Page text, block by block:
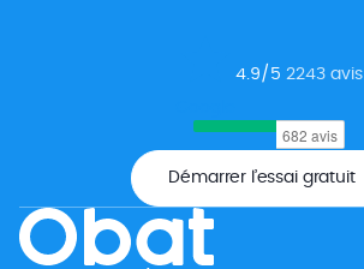
4.9/5 2243 avis
Démarrer l’essai gratuit